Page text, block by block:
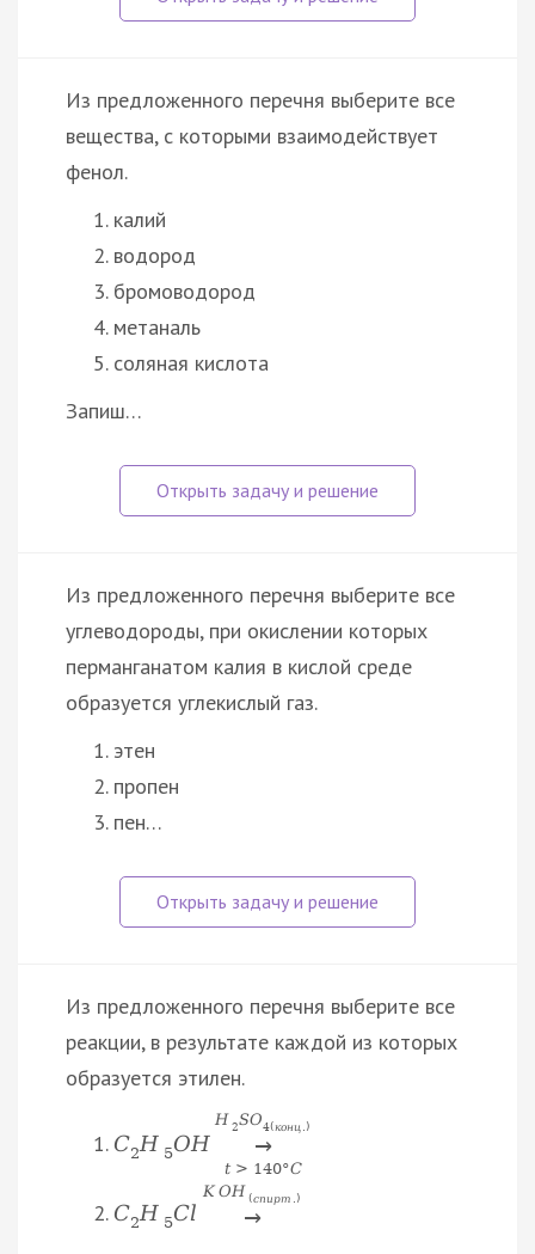
Из предложенного перечня выберите все
вещества, с которыми взаимодействует
фенол.
калий
водород
бромоводород
метаналь
соляная кислота
Запиш…
Из предложенного перечня выберите все
углеводороды, при окислении которых
перманганатом калия в кислой среде
образуется углекислый газ.
этен
пропен
пен…
Из предложенного перечня выберите все
реакции, в результате каждой из которых
образуется этилен.
C2H 5OH
H 2SO4( конц )
→
t > 140°C
C2H 5Cl
KOH (спи рт )
→